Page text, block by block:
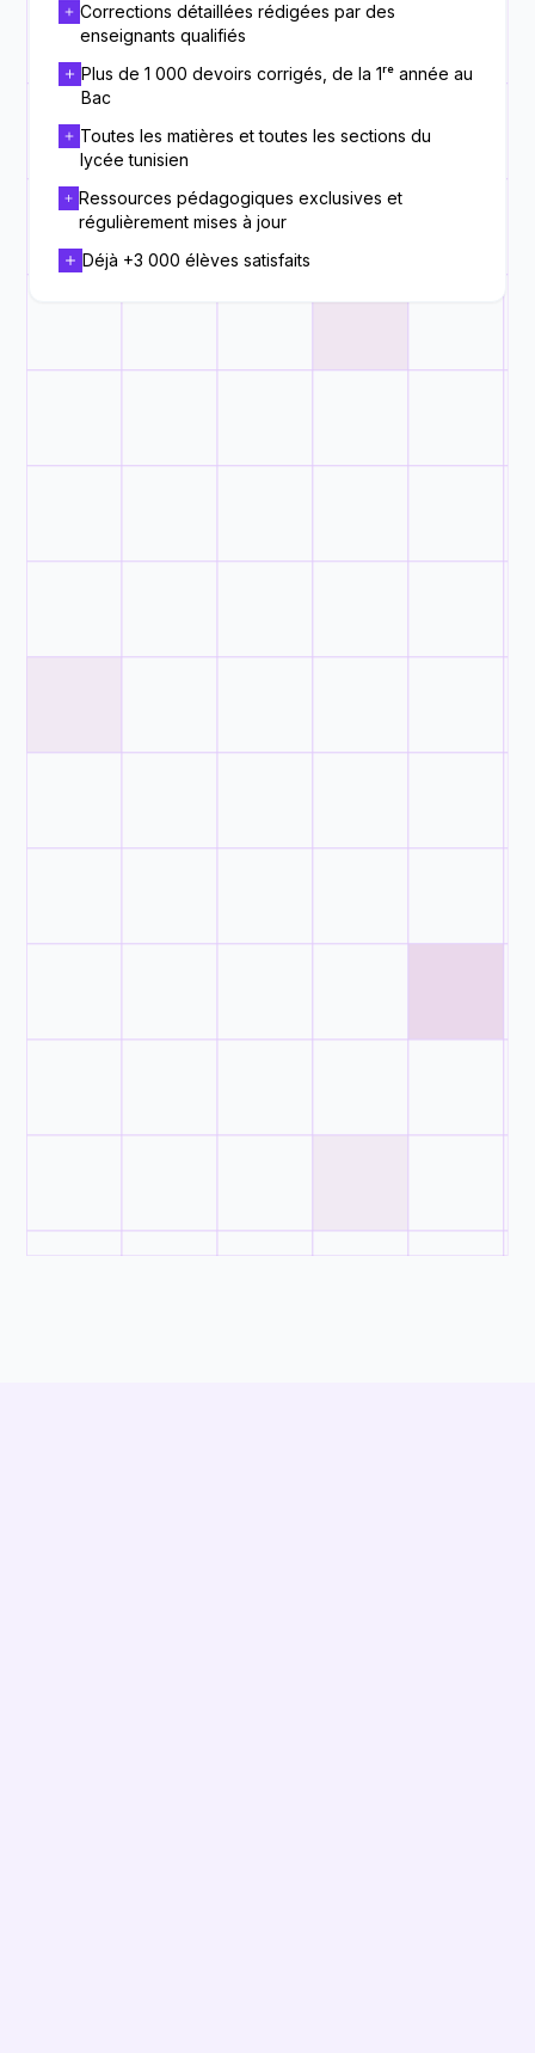
Corrections détaillées rédigées par des
enseignants qualifiés
Plus de 1 000 devoirs corrigés, de la 1ʳᵉ année au
Bac
Toutes les matières et toutes les sections du
lycée tunisien
Ressources pédagogiques exclusives et
régulièrement mises à jour
Déjà +3 000 élèves satisfaits